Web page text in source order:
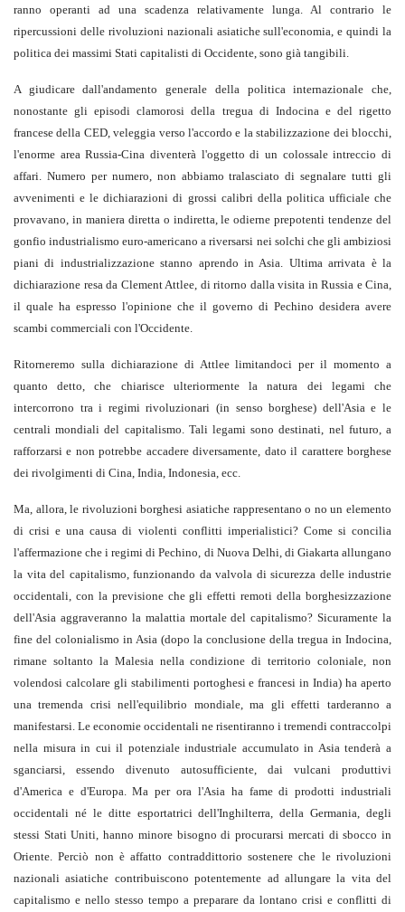
ranno operanti ad una scadenza relativamente lunga. Al contrario le
ripercussioni delle rivoluzioni nazionali asiatiche sul­l'economia, e quindi la
politica dei massi­mi Stati capitalisti di Occidente, sono già tangibili.
A giudicare dall'andamento generale della politica internazionale che,
nonostante gli episodi clamorosi della tregua di Indo­cina e del rigetto
francese della CED, veleggia verso l'accordo e la stabilizzazio­ne dei blocchi,
l'enorme area Russia-Cina diventerà l'oggetto di un colossale intreccio di
affari. Numero per numero, non ab­biamo tralasciato di segnalare tutti gli
avvenimenti e le dichiarazioni di grossi cali­bri della politica ufficiale che
provavano, in maniera diretta o indiretta, le odierne pre­potenti tendenze del
gonfio industrialismo euro-americano a riversarsi nei solchi che gli ambiziosi
piani di industrializzazione stanno aprendo in Asia. Ultima arrivata è la
dichiarazione resa da Clement Attlee, di ritorno dalla visita in Russia e Cina,
il qua­le ha espresso l'opinione che il governo di Pechino desidera avere
scambi commerciali con l'Occidente.
Ritorneremo sulla dichiarazione di At­tlee limitandoci per il momento a
quanto detto, che chiarisce ulteriormente la natura dei legami che
intercorrono tra i regimi rivoluzionari (in senso borghese) dell'Asia e le
centrali mondiali del capitalismo. Tali le­gami sono destinati, nel futuro, a
rafforzar­si e non potrebbe accadere diversamente, dato il carattere borghese
dei rivolgimenti di Cina, India, Indonesia, ecc.
Ma, allora, le rivoluzioni borghesi asia­tiche rappresentano o no un elemento
di crisi e una causa di violenti conflitti imperialistici? Come si concilia
l'affermazione che i regimi di Pechino, di Nuova Delhi, di Giakarta allungano
la vita del capitalismo, funzionando da valvola di sicurezza delle industrie
occidentali, con la previsione che gli effetti remoti della borghesizzazione
del­l'Asia aggraveranno la malattia mortale del capitalismo? Sicuramente la
fine del colo­nialismo in Asia (dopo la conclusione del­la tregua in Indocina,
rimane soltanto la Malesia nella condizione di territorio colonia­le, non
volendosi calcolare gli stabilimenti portoghesi e francesi in India) ha aperto
una tremenda crisi nell'equilibrio mondiale, ma gli effetti tarderanno a
manifestarsi. Le eco­nomie occidentali ne risentiranno i tremendi contraccolpi
nella misura in cui il poten­ziale industriale accumulato in Asia tende­rà a
sganciarsi, essendo divenuto autosuf­ficiente, dai vulcani produttivi
d'America e d'Europa. Ma per ora l'Asia ha fame di prodotti industriali
occidentali né le ditte esportatrici dell'Inghilterra, della Germa­nia, degli
stessi Stati Uniti, hanno minore bisogno di procurarsi mercati di sbocco in
Oriente. Perciò non è affatto contraddittorio sostenere che le rivoluzioni
nazionali asiatiche contribuiscono potentemente ad allungare la vita del
capitalismo e nello stes­so tempo a preparare da lontano crisi e con­flitti di